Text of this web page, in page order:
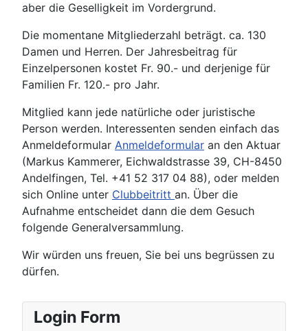
aber die Geselligkeit im Vordergrund.
Die momentane Mitgliederzahl beträgt. ca. 130
Damen und Herren. Der Jahresbeitrag für
Einzelpersonen kostet Fr. 90.- und derjenige für
Familien Fr. 120.- pro Jahr.
Mitglied kann jede natürliche oder juristische
Person werden. Interessenten senden einfach das
Anmeldeformular Anmeldeformular an den Aktuar
(Markus Kammerer, Eichwaldstrasse 39, CH-8450
Andelfingen, Tel. +41 52 317 04 88), oder melden
sich Online unter Clubbeitritt an. Über die
Aufnahme entscheidet dann die dem Gesuch
folgende Generalversammlung.
Wir würden uns freuen, Sie bei uns begrüssen zu
dürfen.
Login Form